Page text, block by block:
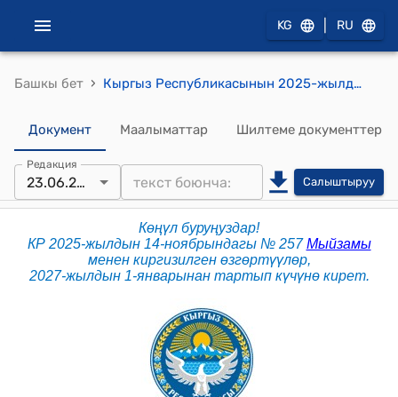
KG RU
Башкы бет › Кыргыз Республикасынын 2025-жылдын 23-январындагы № 23 "Кыргыз Республикасынын Эмгек кодекси" Кодекси
Документ Маалыматтар Шилтеме документтер
Редакция
23.06.2026 Салыштыруу